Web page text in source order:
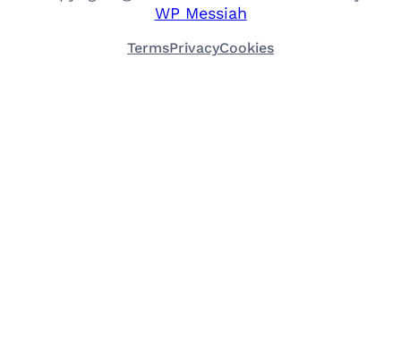
WP Messiah
TermsPrivacyCookies